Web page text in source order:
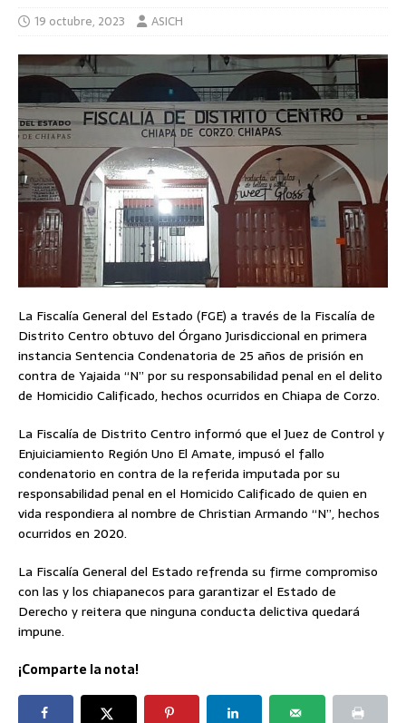
19 octubre, 2023 ASICH
La Fiscalía General del Estado (FGE) a través de la Fiscalía de
Distrito Centro obtuvo del Órgano Jurisdiccional en primera
instancia Sentencia Condenatoria de 25 años de prisión en
contra de Yajaida “N” por su responsabilidad penal en el delito
de Homicidio Calificado, hechos ocurridos en Chiapa de Corzo.
La Fiscalía de Distrito Centro informó que el Juez de Control y
Enjuiciamiento Región Uno El Amate, impusó el fallo
condenatorio en contra de la referida imputada por su
responsabilidad penal en el Homicido Calificado de quien en
vida respondiera al nombre de Christian Armando “N”, hechos
ocurridos en 2020.
La Fiscalía General del Estado refrenda su firme compromiso
con las y los chiapanecos para garantizar el Estado de
Derecho y reitera que ninguna conducta delictiva quedará
impune.
¡Comparte la nota!